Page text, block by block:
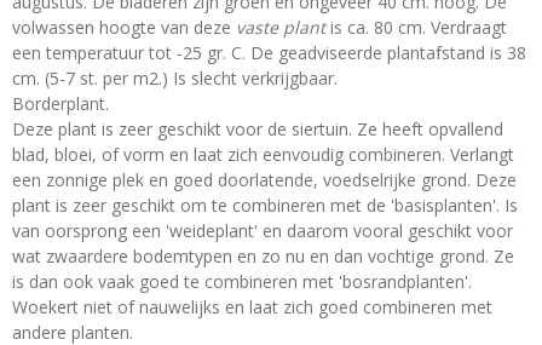
volwassen hoogte van deze vaste plantis ca. 80 cm. Verdraagt
een temperatuur tot -25 gr. C. De geadviseerde plantafstand is 38
cm. (5-7 st. per m2.) Is slecht verkrijgbaar.
Borderplant.
Deze plant is zeer geschikt voor de siertuin. Ze heeft opvallend
blad, bloei, of vorm en laat zich eenvoudig combineren. Verlangt
een zonnige plek en goed doorlatende, voedselrijke grond. Deze
plant is zeer geschikt om te combineren met de 'basisplanten'. Is
van oorsprong een 'weideplant' en daarom vooral geschikt voor
wat zwaardere bodemtypen en zo nu en dan vochtige grond. Ze
is dan ook vaak goed te combineren met 'bosrandplanten'.
Woekert niet of nauwelijks en laat zich goed combineren met
andere planten.